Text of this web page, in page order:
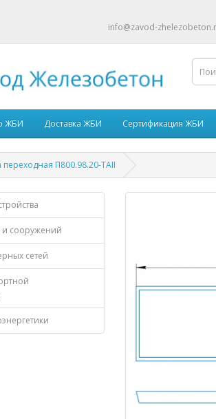
info@zavod-
ЖБИ Доставка ЖБИ Сертификация ЖБИ
переходная П800.98.20-ТАII
сооружений
сетей